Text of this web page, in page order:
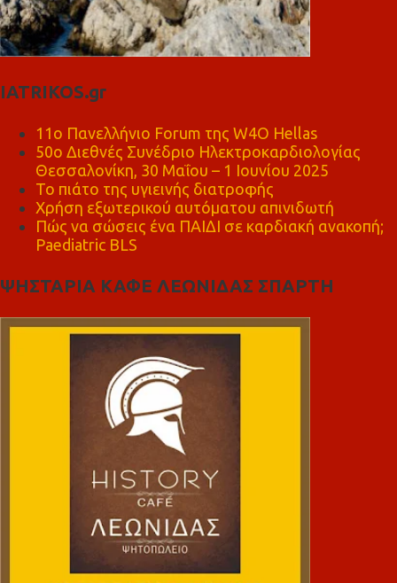
IATRIKOS.gr
11ο Πανελλήνιο Forum της W4O Hellas
50ο Διεθνές Συνέδριο Ηλεκτροκαρδιολογίας
Θεσσαλονίκη, 30 Μαΐου – 1 Ιουνίου 2025
Το πιάτο της υγιεινής διατροφής
Χρήση εξωτερικού αυτόματου απινιδωτή
Πώς να σώσεις ένα ΠΑΙΔΙ σε καρδιακή ανακοπή;
Paediatric BLS
ΨΗΣΤΑΡΙΑ ΚΑΦΕ ΛΕΩΝΙΔΑΣ ΣΠΑΡΤΗ